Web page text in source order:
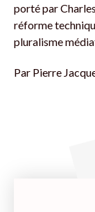
porté par
réforme
pluralisme
Par Pierre